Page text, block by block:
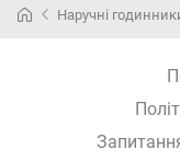
Наручні